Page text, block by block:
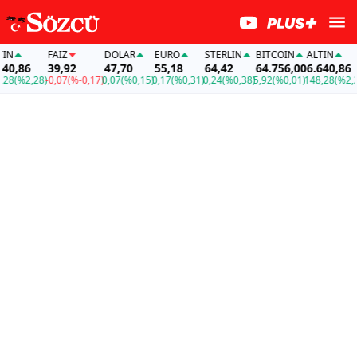
(%2,28)
FAİZ
39,92
-0,07(%-0,17)
DOLAR
47,70
0,07(%0,15)
EURO
55,18
0,17(%0,31)
STERLIN
64,42
0,24(%0,38)
BITCOIN
64.756,00
5,92(%0,01)
ALTIN
6.640,86
148,28(%2,28)